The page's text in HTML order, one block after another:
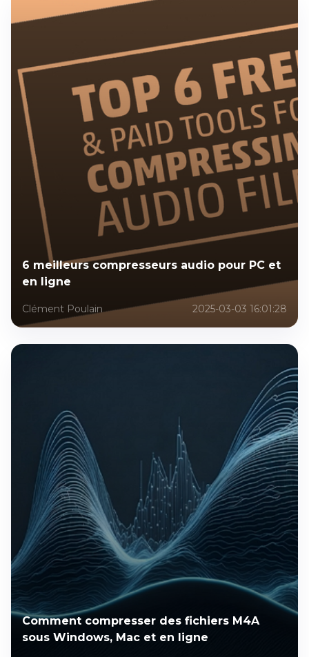
6 meilleurs compresseurs audio pour PC et
en ligne
Clément Poulain 2025-03-03 16:01:28
Comment compresser des fichiers M4A
sous Windows, Mac et en ligne